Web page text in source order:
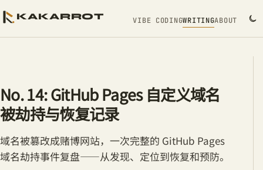
KAKARROT VIBE CODINGWRITINGABOUT
No. 14: GitHub Pages 自定义域名
被劫持与恢复记录
域名被篡改成赌博网站，一次完整的 GitHub Pages
域名劫持事件复盘——从发现、定位到恢复和预防。